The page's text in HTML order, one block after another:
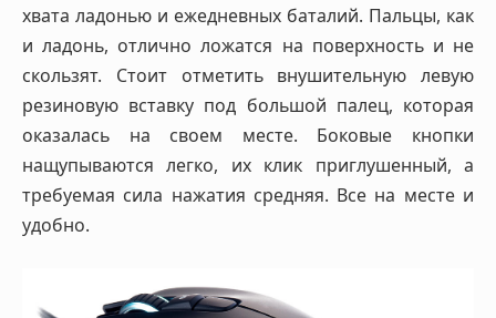
хвата ладонью и ежедневных баталий. Пальцы, как
и ладонь, отлично ложатся на поверхность и не
скользят. Стоит отметить внушительную левую
резиновую вставку под большой палец, которая
оказалась на своем месте. Боковые кнопки
нащупываются легко, их клик приглушенный, а
требуемая сила нажатия средняя. Все на месте и
удобно.